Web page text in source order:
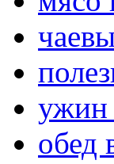
ужин
обед